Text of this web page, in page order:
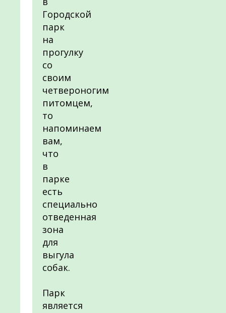
Городской
парк
на
прогулку
со
своим
четвероногим
питомцем,
то
напоминаем
вам,
что
в
парке
есть
специально
отведенная
зона
для
выгула
собак.
Парк
является